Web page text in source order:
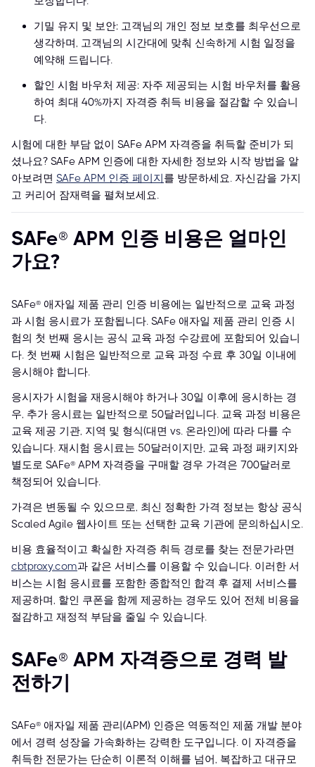
기밀 유지 및 보안: 고객님의 개인 정보 보호를 최우선으로
생각하며, 고객님의 시간대에 맞춰 신속하게 시험 일정을
예약해 드립니다.
할인 시험 바우처 제공: 자주 제공되는 시험 바우처를 활용
하여 최대 40%까지 자격증 취득 비용을 절감할 수 있습니
다.
시험에 대한 부담 없이 SAFe APM 자격증을 취득할 준비가 되
셨나요? SAFe APM 인증에 대한 자세한 정보와 시작 방법을 알
아보려면 SAFe APM 인증 페이지를 방문하세요. 자신감을 가지
고 커리어 잠재력을 펼쳐보세요.
SAFe® APM 인증 비용은 얼마인
가요?
SAFe® 애자일 제품 관리 인증 비용에는 일반적으로 교육 과정
과 시험 응시료가 포함됩니다. SAFe 애자일 제품 관리 인증 시
험의 첫 번째 응시는 공식 교육 과정 수강료에 포함되어 있습니
다. 첫 번째 시험은 일반적으로 교육 과정 수료 후 30일 이내에
응시해야 합니다.
응시자가 시험을 재응시해야 하거나 30일 이후에 응시하는 경
우, 추가 응시료는 일반적으로 50달러입니다. 교육 과정 비용은
교육 제공 기관, 지역 및 형식(대면 vs. 온라인)에 따라 다를 수
있습니다. 재시험 응시료는 50달러이지만, 교육 과정 패키지와
별도로 SAFe® APM 자격증을 구매할 경우 가격은 700달러로
책정되어 있습니다.
가격은 변동될 수 있으므로, 최신 정확한 가격 정보는 항상 공식
Scaled Agile 웹사이트 또는 선택한 교육 기관에 문의하십시오.
비용 효율적이고 확실한 자격증 취득 경로를 찾는 전문가라면
cbtproxy.com과 같은 서비스를 이용할 수 있습니다. 이러한 서
비스는 시험 응시료를 포함한 종합적인 합격 후 결제 서비스를
제공하며, 할인 쿠폰을 함께 제공하는 경우도 있어 전체 비용을
절감하고 재정적 부담을 줄일 수 있습니다.
SAFe® APM 자격증으로 경력 발
전하기
SAFe® 애자일 제품 관리(APM) 인증은 역동적인 제품 개발 분야
에서 경력 성장을 가속화하는 강력한 도구입니다. 이 자격증을
취득한 전문가는 단순히 이론적 이해를 넘어, 복잡하고 대규모